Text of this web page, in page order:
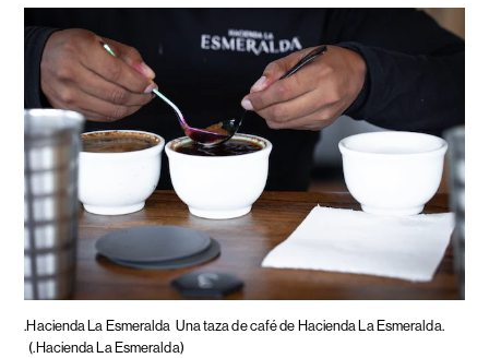
.Hacienda La Esmeralda Una taza de café de Hacienda La Esmeralda.
(.Hacienda La Esmeralda)